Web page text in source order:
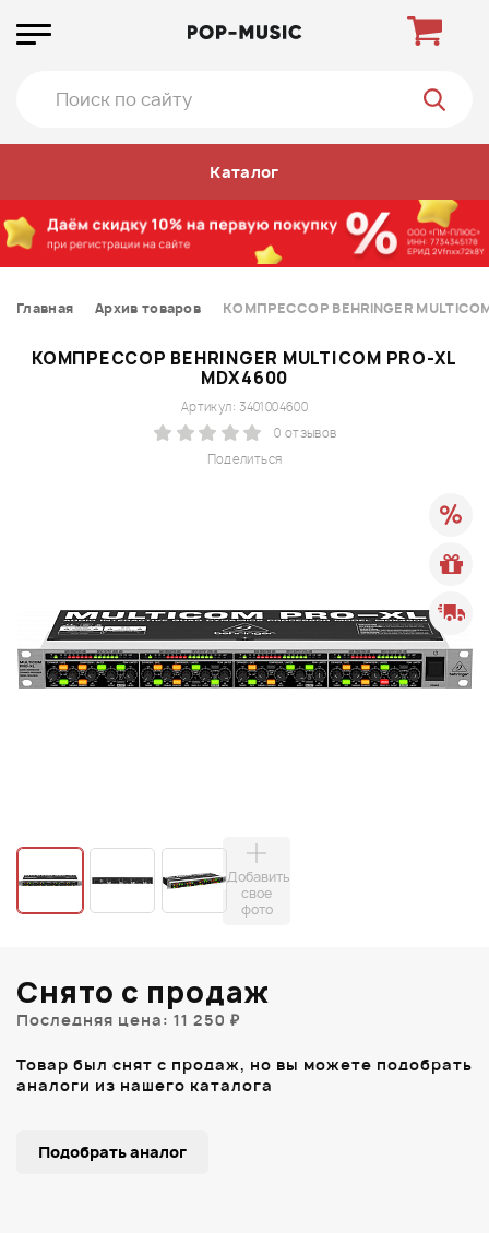
Каталог
Главная Архив товаров КОМПРЕССОР BEHRINGER
КОМПРЕССОР BEHRINGER MULTICOM PRO-XL
MDX4600
Поделиться
Артикул: 3401004600
0 отзывов
Добавить
свое
фото
Снято с продаж
Последняя цена: 11 250 ₽
Товар был снят с продаж, но вы можете подобрать
аналоги из нашего каталога
Подобрать аналог